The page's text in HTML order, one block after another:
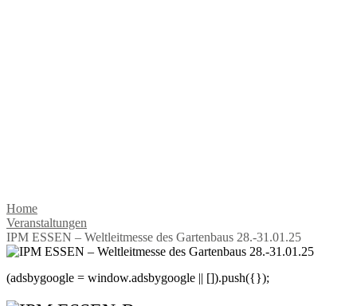
Home
Veranstaltungen
IPM ESSEN – Weltleitmesse des Gartenbaus 28.-31.01.25
(adsbygoogle = window.adsbygoogle || []).push({});